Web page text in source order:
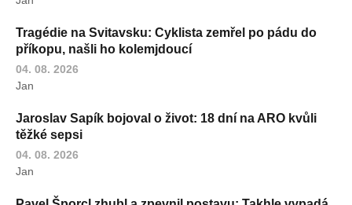
Tragédie na Svitavsku: Cyklista zemřel po pádu do
příkopu, našli ho kolemjdoucí
04. 08. 2026
Jan
Jaroslav Sapík bojoval o život: 18 dní na ARO kvůli
těžké sepsi
04. 08. 2026
Jan